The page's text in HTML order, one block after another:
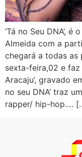
‘Tá no Seu DNA’,
Almeida com a
chegará a todas as
sexta-feira,02 e faz
Aracaju’, gravado
no seu DNA’ traz
rapper/ hip-hop….